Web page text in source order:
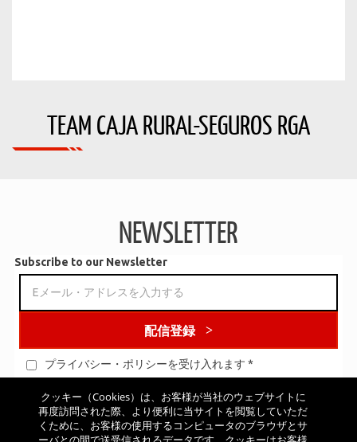
TEAM CAJA RURAL-SEGUROS RGA
NEWSLETTER
Subscribe to our Newsletter
配信登録
プライバシー・ポリシーを受け入れます *
クッキー（Cookies）は、お客様が当社のウェブサイトに
再度訪問された際、より便利に当サイトを閲覧していただ
くために、お客様の使用するコンピュータのブラウザとサ